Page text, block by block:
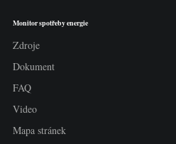
Monitor spotřeby energie
Zdroje
Dokument
FAQ
Video
Mapa stránek